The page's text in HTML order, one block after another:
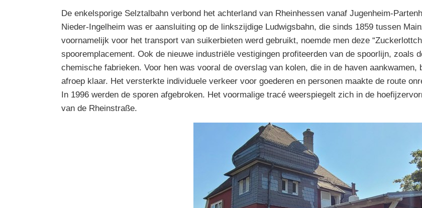
De enkelsporige Selztalbahn verbond het achterland van Rheinhessen vanaf Jugenheim-
Nieder-Ingelheim was er aansluiting op de linkszijdige Ludwigsbahn, die sinds 1859 tussen
voornamelijk voor het transport van suikerbieten werd gebruikt, noemde men deze
spooremplacement. Ook de nieuwe industriële vestigingen profiteerden van de spoorlijn, zoals
chemische fabrieken. Voor hen was vooral de overslag van kolen, die in de haven
afroep klaar. Het versterkte individuele verkeer voor goederen en personen maakte de route
In 1996 werden de sporen afgebroken. Het voormalige tracé weerspiegelt zich in de
van de Rheinstraße.